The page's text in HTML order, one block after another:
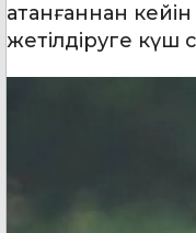
атанғаннан
жетілдіруге